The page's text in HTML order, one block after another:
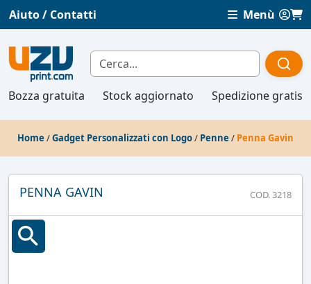
Aiuto / Contatti Menù
Bozza gratuita Stock aggiornato Spedizione gratis
Home /Gadget Personalizzati con Logo/ Penne / Penna Gavin
PENNA GAVIN COD. 3218